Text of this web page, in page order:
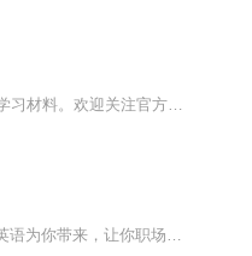
【商务英语口语】由梁海滨英语课堂免费提供。每天为广大英语学习者提供轻松方便的英语学习材料。欢迎关注官方微信公众号“英语一天一练"学习更多的英语资讯。
想和同事做沟通，要向老板做汇报，却不知如何开口？不用怕，“职场英语”来帮你，由 开言英语为你带来，让你职场沟通全掌握。